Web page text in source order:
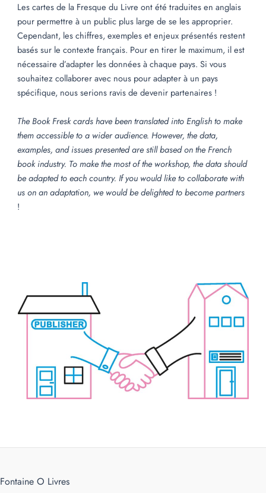
Les cartes de la Fresque du Livre ont été traduites en anglais
pour permettre à un public plus large de se les approprier.
Cependant, les chiffres, exemples et enjeux présentés restent
basés sur le contexte français. Pour en tirer le maximum, il est
nécessaire d’adapter les données à chaque pays. Si vous
souhaitez collaborer avec nous pour adapter à un pays
spécifique, nous serions ravis de devenir partenaires !
The Book Fresk cards have been translated into English to make
them accessible to a wider audience. However, the data,
examples, and issues presented are still based on the French
book industry. To make the most of the workshop, the data should
be adapted to each country. If you would like to collaborate with
us on an adaptation, we would be delighted to become partners
!
Fontaine O Livres